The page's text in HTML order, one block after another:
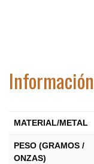
MATERIAL/METAL
PESO (GRAMOS /
ONZAS)